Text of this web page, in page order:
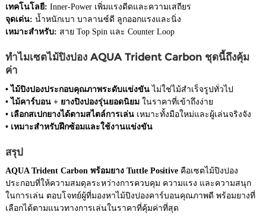
เทคโนโลยี: Inner-Power เพิ่มแรงดีดและความเสถียร
จุดเด่น: น้ำหนักเบา บาลานซ์ดี ลูกออกแรงและนิ่ง
เหมาะสำหรับ: สาย Top Spin และ Counter Loop
ทำไมเซตไม้ปิงปอง AQUA Trident Carbon ชุดนี้ถึงคุ้ม
ค่า
• ไม้ปิงปองประกอบคุณภาพระดับแข่งขัน ไม่ใช่ไม้สำเร็จรูปทั่วไป
• ไม้คาร์บอน + ยางปิงปองรุ่นยอดนิยม ในราคาที่เข้าถึงง่าย
• เลือกสเปกยางได้ตามสไตล์การเล่น เหมาะทั้งมือใหม่และผู้เล่นจริงจัง
• เหมาะสำหรับฝึกซ้อมและใช้งานแข่งขัน
สรุป
AQUA Trident Carbon พร้อมยาง Tuttle Positive คือเซตไม้ปิงปอง
ประกอบที่ให้ความสมดุลระหว่างการควบคุม ความแรง และความสนุก
ในการเล่น ตอบโจทย์ผู้ที่มองหาไม้ปิงปองคาร์บอนคุณภาพดี พร้อมยางที่
เลือกได้ตามแนวทางการเล่นในราคาที่คุ้มค่าที่สุด